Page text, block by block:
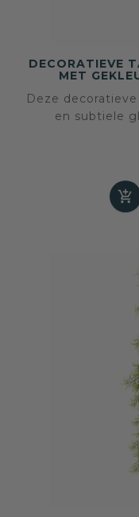
DECORATIEVE
MET
Deze
en subtiele
glitters in
en een
